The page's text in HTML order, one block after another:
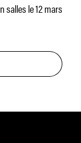
salles le 12 mars